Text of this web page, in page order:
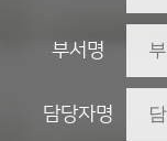
부서명
담당자명